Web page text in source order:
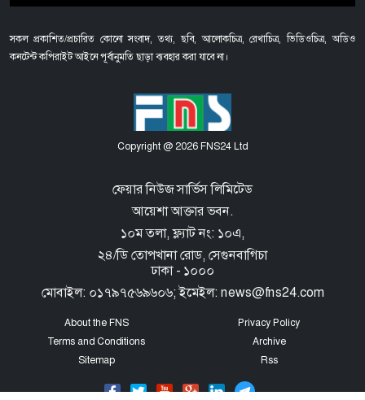
সকল প্রকাশিত/প্রচারিত কোনো সংবাদ, তথ্য, ছবি, আলোকচিত্র, রেখাচিত্র, ভিডিওচিত্র, অডিও
কনটেন্ট কপিরাইট আইনে পূর্বানুমতি ছাড়া ব্যবহার করা যাবে না।
Copyright @ 2026 FNS24 Ltd
ফেয়ার নিউজ সার্ভিস লিমিটেড
আয়েশা আক্তার ভবন.
১০ম তলা, ফ্ল্যাট নং: ১০এ,
২৪/ডি তোপখানা রোড, সেগুনবাগিচা
ঢাকা - ১০০০
মোবাইল: ০১৭৯৭৫৬৯৬০৬; ইমেইল: news@fns24.com
About the FNS
Privacy Policy
Terms and Conditions
Archive
Sitemap
Rss